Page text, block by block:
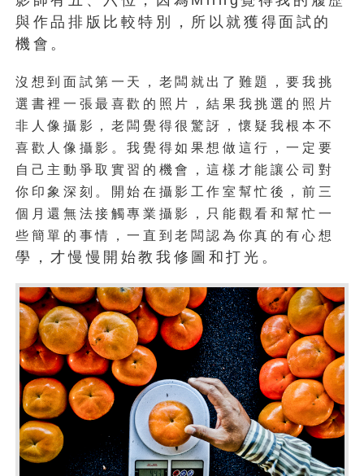
與作品排版比較特別，所以就獲得面試的
機會。
沒想到面試第一天，老闆就出了難題，要我挑
選書裡一張最喜歡的照片，結果我挑選的照片
非人像攝影，老闆覺得很驚訝，懷疑我根本不
喜歡人像攝影。我覺得如果想做這行，一定要
自己主動爭取實習的機會，這樣才能讓公司對
你印象深刻。開始在攝影工作室幫忙後，前三
個月還無法接觸專業攝影，只能觀看和幫忙一
些簡單的事情，一直到老闆認為你真的有心想
學，才慢慢開始教我修圖和打光。